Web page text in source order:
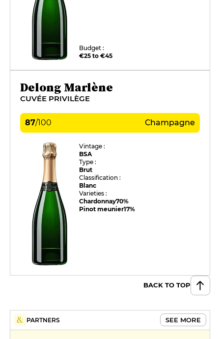
Budget :
€25 to €45
Delong Marlène
CUVÉE PRIVILÈGE
87/100 Champagne
Vintage :
BSA
Type :
Brut
Classification :
Blanc
Varieties :
Chardonnay70%
Pinot meunier17%
BACK TO TOP
PARTNERS SEE MORE